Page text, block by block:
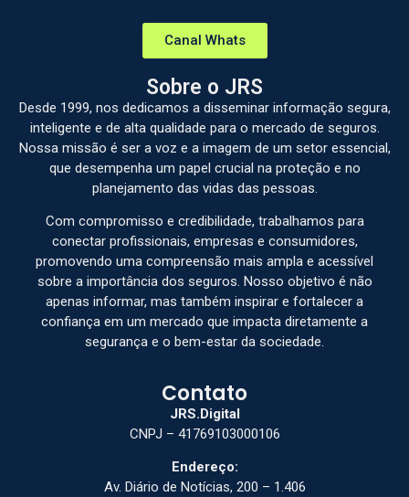
Canal Whats
Sobre o JRS
Desde 1999, nos dedicamos a disseminar informação segura,
inteligente e de alta qualidade para o mercado de seguros.
Nossa missão é ser a voz e a imagem de um setor essencial,
que desempenha um papel crucial na proteção e no
planejamento das vidas das pessoas.
Com compromisso e credibilidade, trabalhamos para
conectar profissionais, empresas e consumidores,
promovendo uma compreensão mais ampla e acessível
sobre a importância dos seguros. Nosso objetivo é não
apenas informar, mas também inspirar e fortalecer a
confiança em um mercado que impacta diretamente a
segurança e o bem-estar da sociedade.
Contato
JRS.Digital
CNPJ – 41769103000106
Endereço:
Av. Diário de Notícias, 200 – 1.406